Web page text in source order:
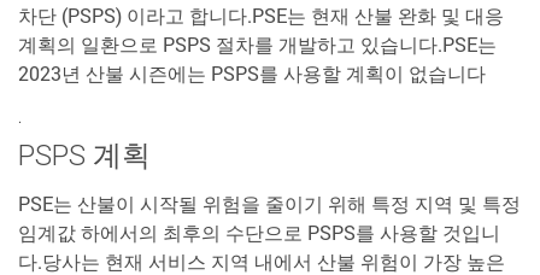
차단 (PSPS) 이라고 합니다.PSE는 현재 산불 완화 및 대응
계획의 일환으로 PSPS 절차를 개발하고 있습니다.PSE는
2023년 산불 시즌에는 PSPS를 사용할 계획이 없습니다
.
PSPS 계획
PSE는 산불이 시작될 위험을 줄이기 위해 특정 지역 및 특정
임계값 하에서의 최후의 수단으로 PSPS를 사용할 것입니
다.당사는 현재 서비스 지역 내에서 산불 위험이 가장 높은